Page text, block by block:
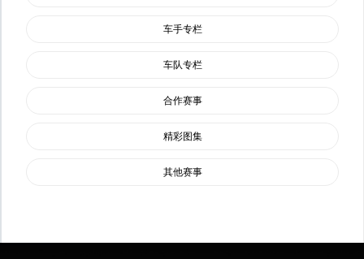
车手专栏
车队专栏
合作赛事
精彩图集
其他赛事